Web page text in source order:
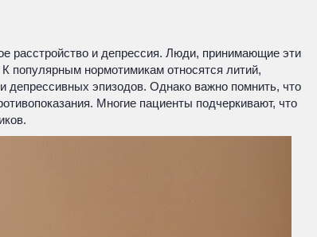
расстройство и депрессия. Люди, принимающие эти
популярным нормотимикам относятся литий,
депрессивных эпизодов. Однако важно помнить, что
Многие пациенты подчеркивают, что